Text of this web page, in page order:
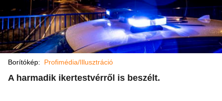
Borítókép: Profimédia/Illusztráció
A harmadik ikertestvérről is beszélt.